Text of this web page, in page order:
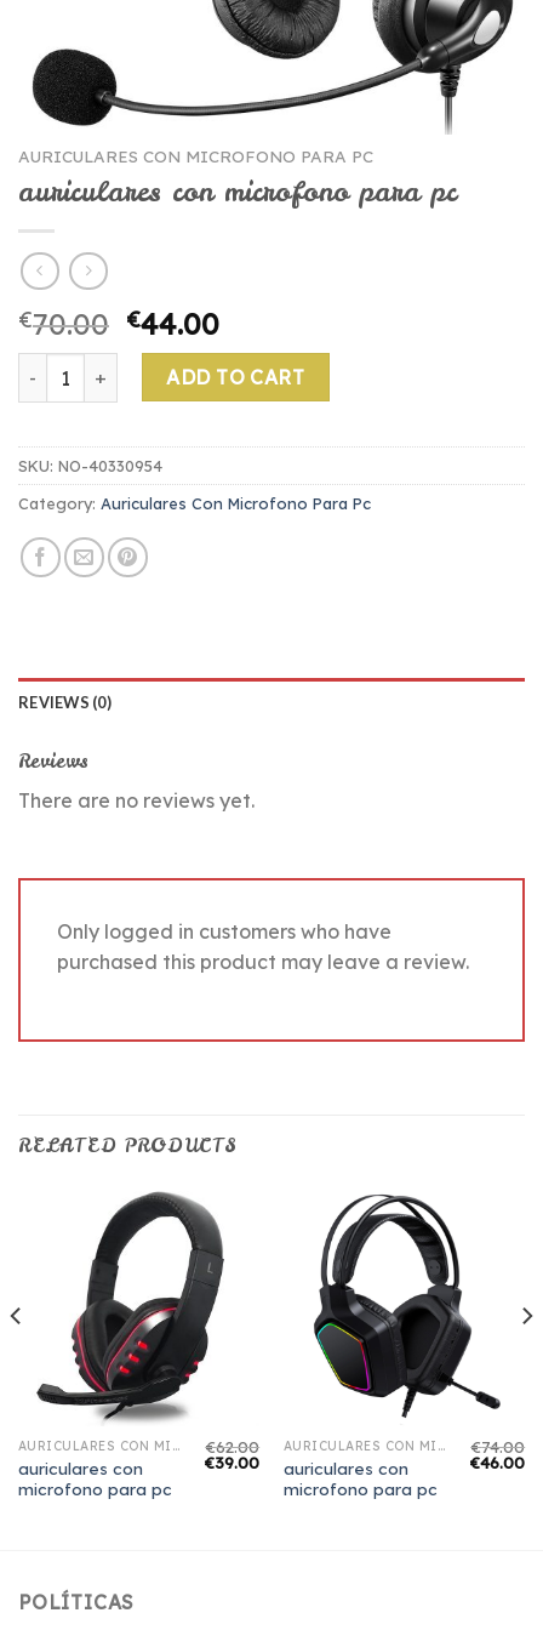
AURICULARES CON MICROFONO PARA PC
auriculares con microfono para pc
€70.00 €44.00
auriculares con microfono para pc quantity
ADD TO CART
SKU: NO-40330954
Category: Auriculares Con Microfono Para Pc
REVIEWS (0)
Reviews
There are no reviews yet.
Only logged in customers who have
purchased this product may leave a review.
RELATED PRODUCTS
AURICULARES CON MICROFONO PARA PC
auriculares con
microfono para pc
€62.00
€39.00
AURICULARES CON MICROFONO PARA PC
auriculares con
microfono para pc
€74.00
€46.00
POLÍTICAS